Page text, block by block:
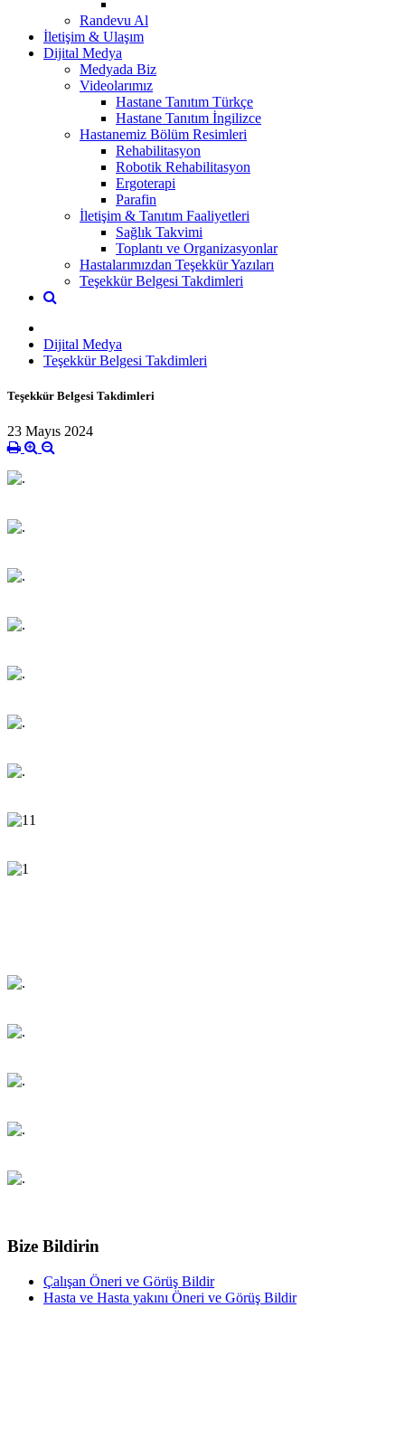
Randevu Al
İletişim & Ulaşım
Dijital Medya
Medyada Biz
Videolarımız
Hastane Tanıtım Türkçe
Hastane Tanıtım İngilizce
Hastanemiz Bölüm Resimleri
Rehabilitasyon
Robotik Rehabilitasyon
Ergoterapi
Parafin
İletişim & Tanıtım Faaliyetleri
Sağlık Takvimi
Toplantı ve Organizasyonlar
Hastalarımızdan Teşekkür Yazıları
Teşekkür Belgesi Takdimleri
Dijital Medya
Teşekkür Belgesi Takdimleri
Teşekkür Belgesi Takdimleri
23 Mayıs 2024
Bize Bildirin
Çalışan Öneri ve Görüş Bildir
Hasta ve Hasta yakını Öneri ve Görüş Bildir